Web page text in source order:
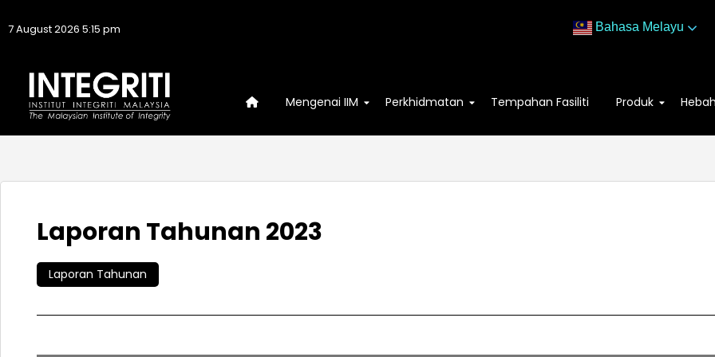
7 August 2026 5:15 pm Bahasa Melayu
Mengenai IIM Perkhidmatan Tempahan Fasiliti Produk
Laporan Tahunan 2023
Laporan Tahunan